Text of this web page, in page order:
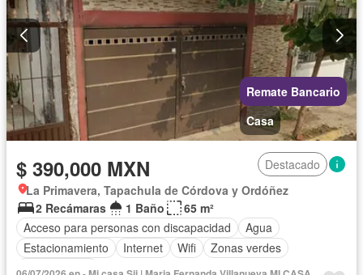
Remate Bancario
Casa
$ 390,000 MXN
Destacado
La Primavera, Tapachula de Córdova y Ordóñez
2 Recámaras
1 Baño
65 m²
Acceso para personas con discapacidad
Agua
Estacionamiento
Internet Wifi
Zonas verdes
Sin amueblar